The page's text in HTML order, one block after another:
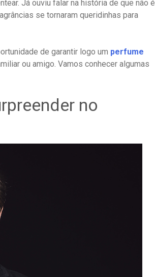
Já ouviu falar na história de que não é
se tornaram queridinhas para
de garantir logo um perfume
ou amigo. Vamos conhecer algumas
no